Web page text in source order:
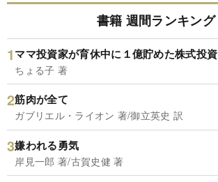
書籍 週間ランキング
ママ投資家が育休中に１億貯めた株式投資
ちょる子 著
筋肉が全て
ガブリエル・ライオン 著/御立英史 訳
嫌われる勇気
岸見一郎 著/古賀史健 著